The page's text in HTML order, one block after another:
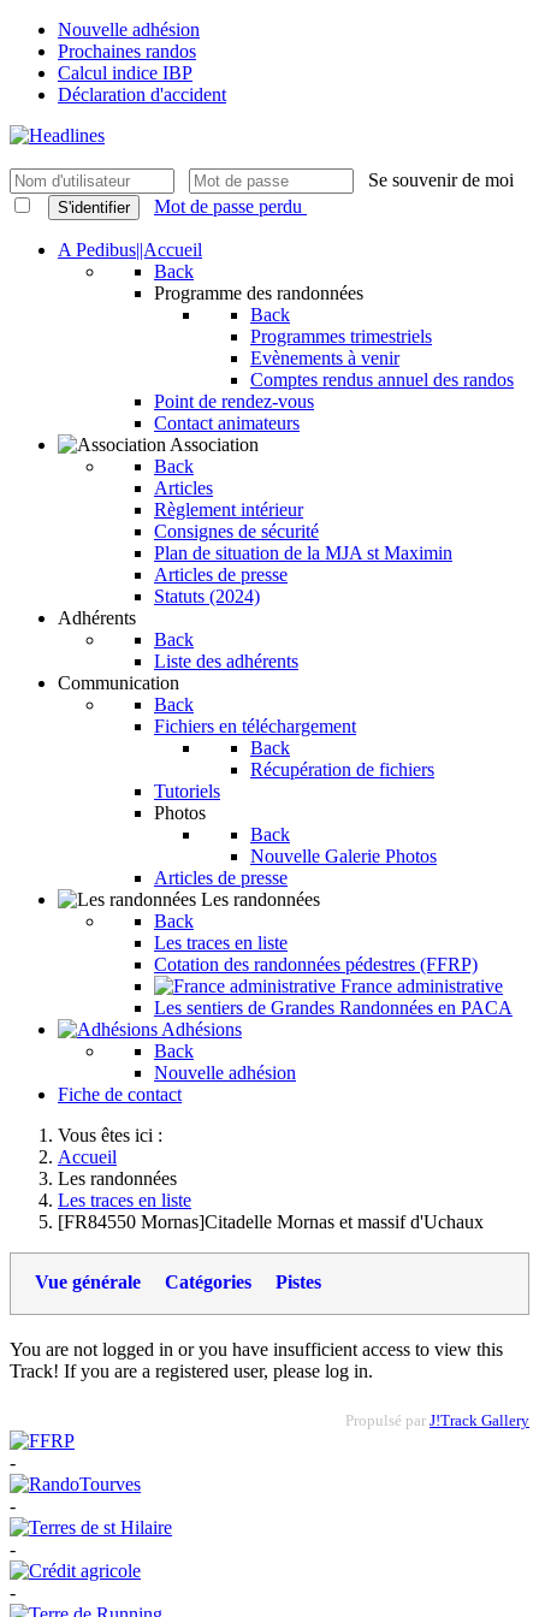
Nouvelle adhésion
Prochaines randos
Calcul indice IBP
Déclaration d'accident
Se souvenir de moi
S'identifier Mot de passe perdu
A Pedibus||Accueil
Back
Programme des randonnées
Back
Programmes trimestriels
Evènements à venir
Comptes rendus annuel des randos
Point de rendez-vous
Contact animateurs
Association
Back
Articles
Règlement intérieur
Consignes de sécurité
Plan de situation de la MJA st Maximin
Articles de presse
Statuts (2024)
Adhérents
Back
Liste des adhérents
Communication
Back
Fichiers en téléchargement
Back
Récupération de fichiers
Tutoriels
Photos
Back
Nouvelle Galerie Photos
Articles de presse
Les randonnées
Back
Les traces en liste
Cotation des randonnées pédestres (FFRP)
France administrative
Les sentiers de Grandes Randonnées en PACA
Adhésions
Back
Nouvelle adhésion
Fiche de contact
Vous êtes ici :
Accueil
Les randonnées
Les traces en liste
[FR84550 Mornas]Citadelle Mornas et massif d'Uchaux
Vue générale Catégories Pistes
You are not logged in or you have insufficient access to view this
Track! If you are a registered user, please log in.
Propulsé par J!Track Gallery
-
-
-
-